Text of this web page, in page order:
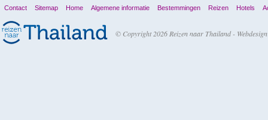
Contact Sitemap Home Algemene informatie Bestemmingen Reizen Hotels
© Copyright 2026 Reizen naar Thailand - Webdesign